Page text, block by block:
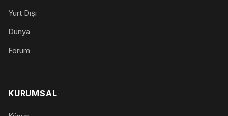
Yurt Dışı
Dünya
Forum
KURUMSAL